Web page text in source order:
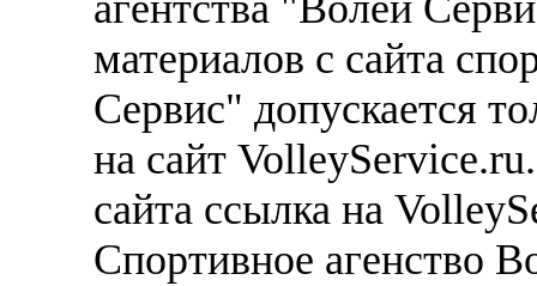
материалов с сайта
Сервис" допускается
на сайт
сайта ссылка на
Спортивное агенство